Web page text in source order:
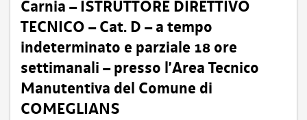
Carnia – ISTRUTTORE DIRETTIVO
TECNICO – Cat. D – a tempo
indeterminato e parziale 18 ore
settimanali – presso l’Area Tecnico
Manutentiva del Comune di
COMEGLIANS